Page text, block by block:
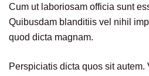
Cum ut laboriosam officia sunt
Quibusdam blanditiis vel nihil
quod dicta magnam.
Perspiciatis dicta quos sit autem.